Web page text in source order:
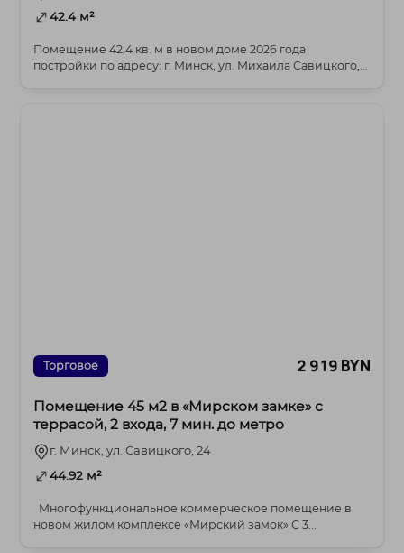
42.4 м²
Помещение 42,4 кв. м в новом доме 2026 года
постройки по адресу: г. Минск, ул. Михаила Савицкого,
Торговое 2 919 BYN
Помещение 45 м2 в «Мирском замке» с
террасой, 2 входа, 7 мин. до метро
г. Минск, ул. Савицкого, 24
44.92 м²
Многофункциональное коммерческое помещение в
новом жилом комплексе «Мирский замок» С 3...